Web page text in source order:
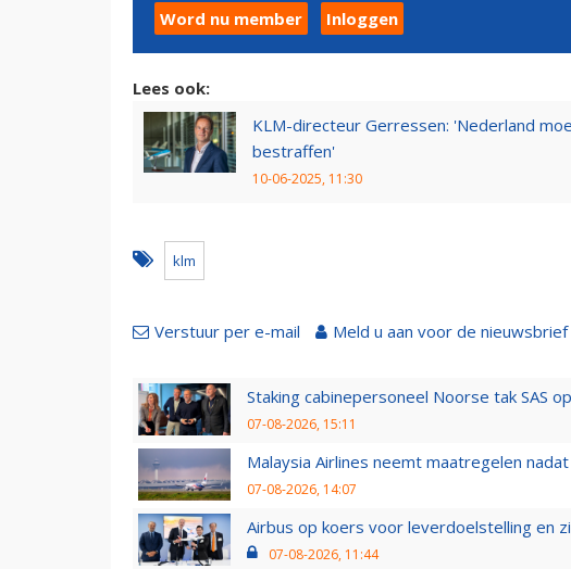
Word nu member Inloggen
Lees ook:
KLM-directeur Gerressen: 'Nederland
bestraffen'
10-06-2025, 11:30
klm
Verstuur per e-mail Meld u aan voor de nieuwsbrief
Staking cabinepersoneel Noorse tak SAS
07-08-2026, 15:11
Malaysia Airlines neemt maatregelen
07-08-2026, 14:07
Airbus op koers voor leverdoelstelling en
07-08-2026, 11:44